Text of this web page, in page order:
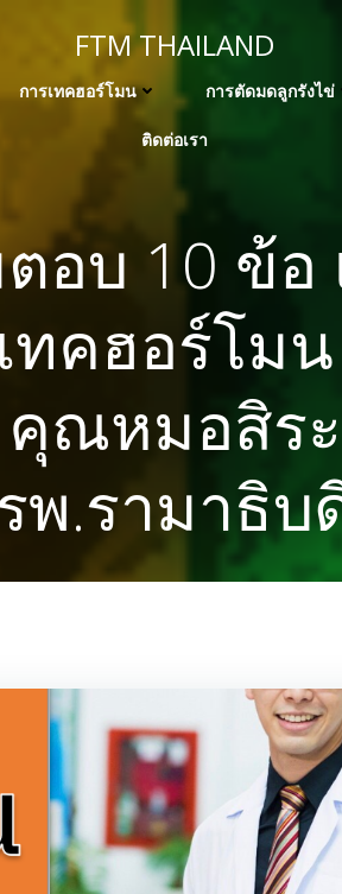
FTM THAILAND
การเทคฮอร์โมน การตัดมดลูกรังไข่
ติดต่อเรา
อบ 10 ข้อ
ทคฮอร์โม
คุณหมอสิระ
พ.รามาธิบ